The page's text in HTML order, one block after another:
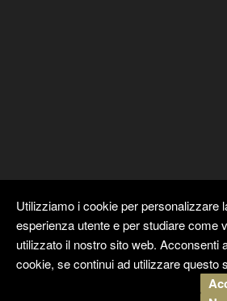
Kyuubi Cloud Solutionby
Utilizziamo i cookie per personalizzare
esperienza utente e per studiare come
utilizzato il nostro sito web. Acconsenti
cookie, se continui ad utilizzare questo